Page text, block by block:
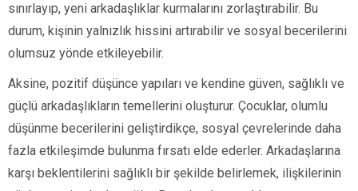
sınırlayıp, yeni arkadaşlıklar kurmalarını zorlaştırabilir. Bu
durum, kişinin yalnızlık hissini artırabilir ve sosyal becerilerini
olumsuz yönde etkileyebilir.
Aksine, pozitif düşünce yapıları ve kendine güven, sağlıklı ve
güçlü arkadaşlıkların temellerini oluşturur. Çocuklar, olumlu
düşünme becerilerini geliştirdikçe, sosyal çevrelerinde daha
fazla etkileşimde bulunma fırsatı elde ederler. Arkadaşlarına
karşı beklentilerini sağlıklı bir şekilde belirlemek, ilişkilerinin